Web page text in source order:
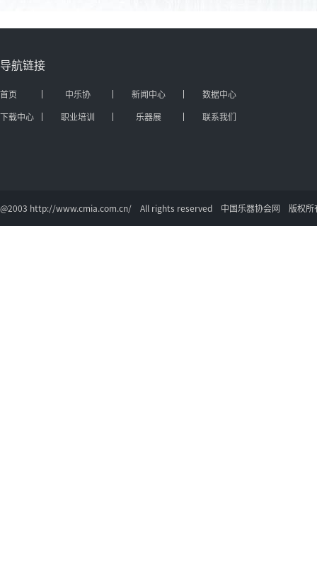
导航链接
首页 中乐协 新闻中心
数据中心
下载中心
职业培训 乐器展 联系我们
@2003 http://www.cmia.com.cn/ All rights reserved 中国乐器协会网 版权